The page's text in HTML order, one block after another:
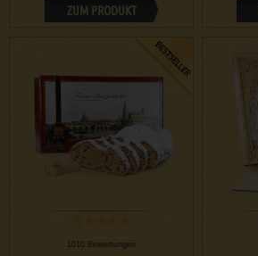
ZUM PRODUKT
1010 Bewertungen